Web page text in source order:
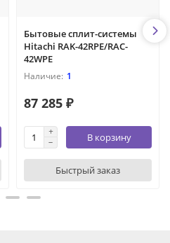
Бытовые сплит-системы
Hitachi RAK-42RPE/RAC-
42WPE
1
87 285 ₽
В корзину
Быстрый заказ